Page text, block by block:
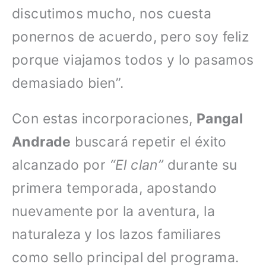
discutimos mucho, nos cuesta
ponernos de acuerdo, pero soy feliz
porque viajamos todos y lo pasamos
demasiado bien”.
Con estas incorporaciones, Pangal
Andrade buscará repetir el éxito
alcanzado por “El clan”durante su
primera temporada, apostando
nuevamente por la aventura, la
naturaleza y los lazos familiares
como sello principal del programa.